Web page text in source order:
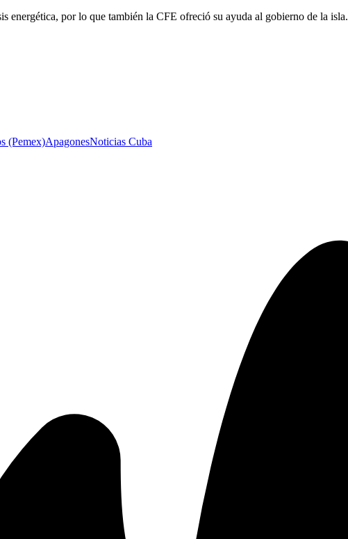
energética, por lo que también la CFE ofreció su ayuda al gobierno de la isla.
(Pemex)ApagonesNoticias Cuba